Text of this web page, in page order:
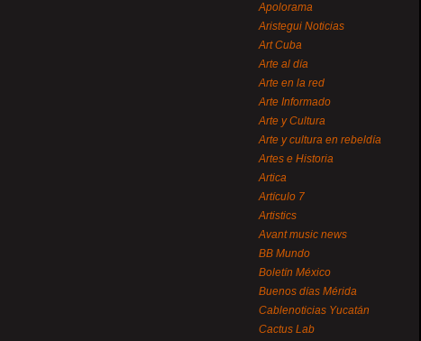
Apolorama
Aristegui Noticias
Art Cuba
Arte al día
Arte en la red
Arte Informado
Arte y Cultura
Arte y cultura en rebeldía
Artes e Historia
Artica
Artículo 7
Artistics
Avant music news
BB Mundo
Boletín México
Buenos días Mérida
Cablenoticias Yucatán
Cactus Lab